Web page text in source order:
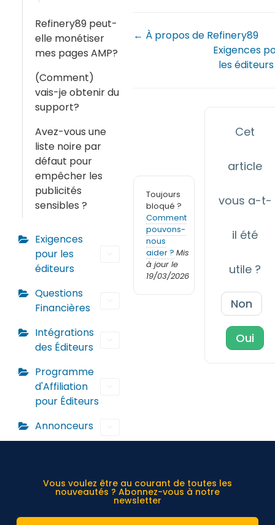
Refinery89 peut-
elle monétiser
mes pages AMP?
(Comment)
vais-je obtenir du
support?
Avez-vous une
liste noire par
défaut pour
empêcher les
publicités
sensibles ?
Exigences
pour les
éditeurs
Questions
Financières
Intégrations
des Éditeurs
Programme
d'Affiliation
pour Éditeurs
Annonceurs
← À propos de Refinery89
Exigences
les
Toujours
bloqué ?
Comment
pouvons-
nous
aider ? Mis
à jour le
19/03/2026
Cet
article
vous a-t-
il été
utile ?
Non
Oui
Vous voulez être au courant de toutes les
nouveautés ? Abonnez-vous à notre
newsletter